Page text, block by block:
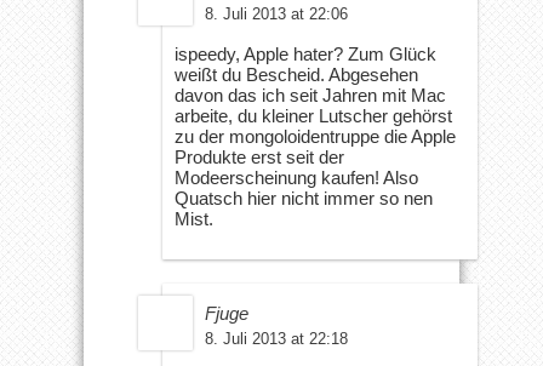
8. Juli 2013 at 22:06
ispeedy, Apple hater? Zum Glück
weißt du Bescheid. Abgesehen
davon das ich seit Jahren mit Mac
arbeite, du kleiner Lutscher gehörst
zu der mongoloidentruppe die Apple
Produkte erst seit der
Modeerscheinung kaufen! Also
Quatsch hier nicht immer so nen
Mist.
Fjuge
8. Juli 2013 at 22:18